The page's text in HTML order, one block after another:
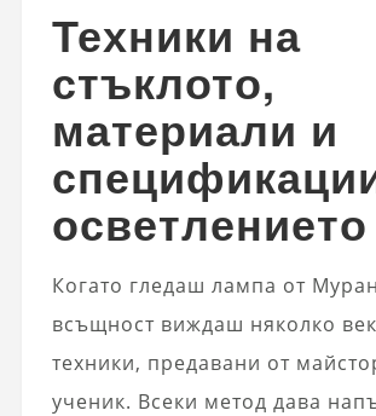
Техники на
стъклото,
материали и
осветлението
Когато гледаш лампа от
всъщност виждаш няколко
техники, предавани от
ученик. Всеки метод дава